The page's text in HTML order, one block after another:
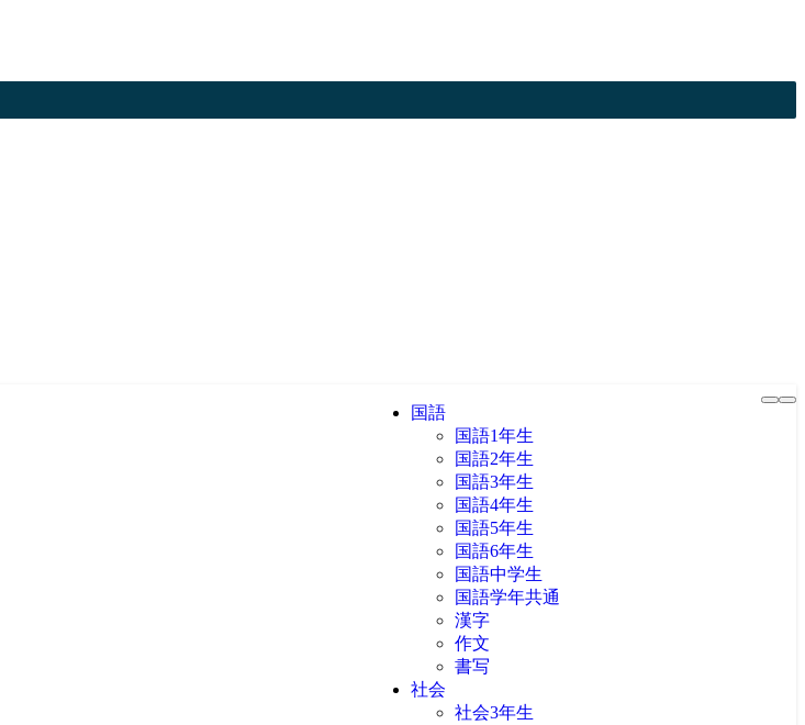
国語
国語1年生
国語2年生
国語3年生
国語4年生
国語5年生
国語6年生
国語中学生
国語学年共通
漢字
作文
書写
社会
社会3年生